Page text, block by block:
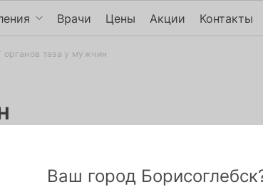
ещё
Врачи Цены Акции Контакты
органов таза у мужчин
диагностика состояния
компьютерной томографии
Ваш город